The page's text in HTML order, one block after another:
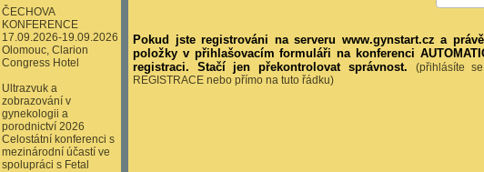
ČECHOVA
KONFERENCE
17.09.2026-19.09.2026
Olomouc, Clarion
Congress Hotel
Ultrazvuk a
zobrazování v
gynekologii a
porodnictví 2026
Celostátní konferenci s
mezinárodní účastí ve
spolupráci s Fetal
Pokud jste registrováni na serveru www.gynstart.cz a
položky v přihlašovacím formuláři na konferenci
registraci. Stačí jen překontrolovat správnost. (přihlásíte
REGISTRACE nebo přímo na tuto řádku)